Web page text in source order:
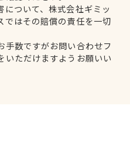
について、株式会社ギミッ
ではその賠償の責任を一切
手数ですがお問い合わせフ
いただけますようお願いい